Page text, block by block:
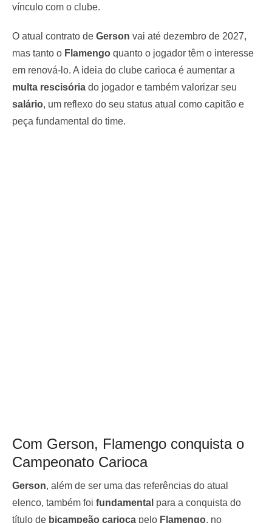
vínculo com o clube.
O atual contrato de Gerson vai até dezembro de 2027,
mas tanto o Flamengo quanto o jogador têm o interesse
em renová-lo. A ideia do clube carioca é aumentar a
multa rescisória do jogador e também valorizar seu
salário, um reflexo do seu status atual como capitão e
peça fundamental do time.
Com Gerson, Flamengo conquista o
Campeonato Carioca
Gerson, além de ser uma das referências do atual
elenco, também foi fundamental para a conquista do
título de bicampeão carioca pelo Flamengo, no